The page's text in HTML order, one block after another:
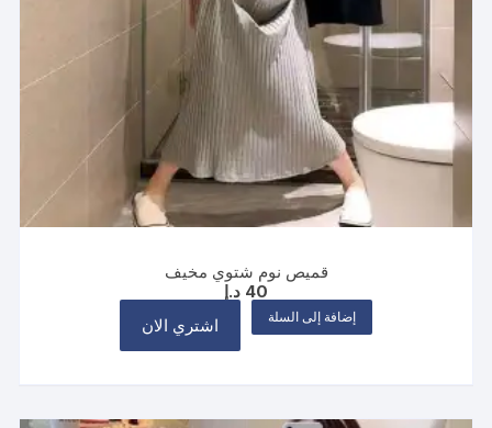
قميص نوم شتوي مخيف
40 د.إ
إضافة إلى السلة اشتري الان